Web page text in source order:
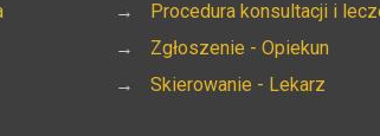
→
Procedura konsultacji i
→
Zgłoszenie - Opiekun
→
Skierowanie - Lekarz